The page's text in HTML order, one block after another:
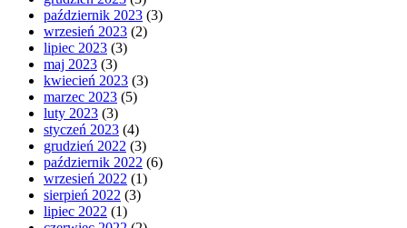
październik 2023 (3)
wrzesień 2023 (2)
lipiec 2023 (3)
maj 2023 (3)
kwiecień 2023 (3)
marzec 2023 (5)
luty 2023 (3)
styczeń 2023 (4)
grudzień 2022 (3)
październik 2022 (6)
wrzesień 2022 (1)
sierpień 2022 (3)
lipiec 2022 (1)